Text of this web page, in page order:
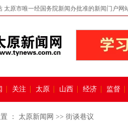
太原市唯一经国务院新闻办批准的新闻门户网
关注 太原 山西 经济 监督
： 太原新闻网 >> 街谈巷议